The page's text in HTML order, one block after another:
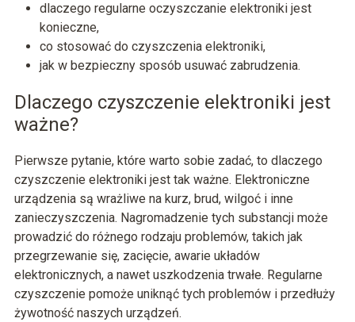
dlaczego regularne oczyszczanie elektroniki jest
konieczne,
co stosować do czyszczenia elektroniki,
jak w bezpieczny sposób usuwać zabrudzenia.
Dlaczego czyszczenie elektroniki jest
ważne?
Pierwsze pytanie, które warto sobie zadać, to dlaczego
czyszczenie elektroniki jest tak ważne. Elektroniczne
urządzenia są wrażliwe na kurz, brud, wilgoć i inne
zanieczyszczenia. Nagromadzenie tych substancji może
prowadzić do różnego rodzaju problemów, takich jak
przegrzewanie się, zacięcie, awarie układów
elektronicznych, a nawet uszkodzenia trwałe. Regularne
czyszczenie pomoże uniknąć tych problemów i przedłuży
żywotność naszych urządzeń.